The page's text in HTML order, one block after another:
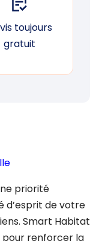
toujours
gratuit
priorité
d’esprit de votre
Smart Habitat
renforcer la